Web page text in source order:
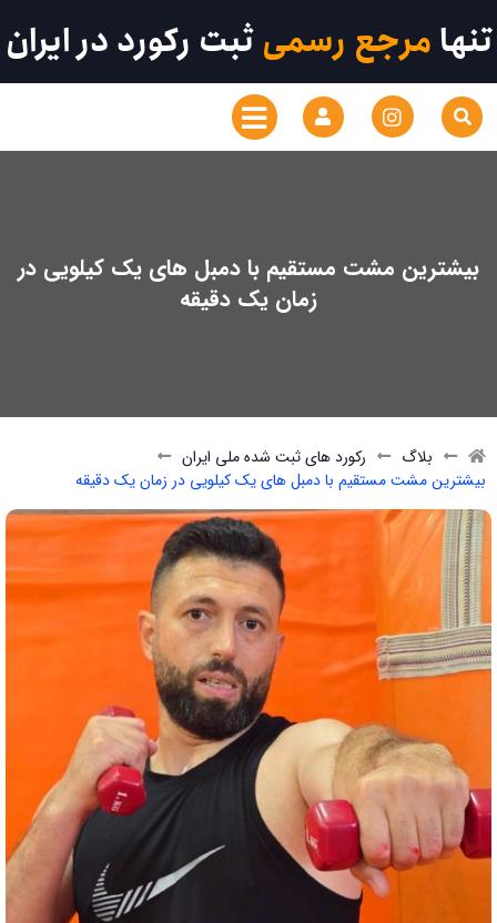
تنهامرجع رسمیثبت رکورد در ایران
بیشترین مشت مستقیم با دمبل های یک کیلویی در
زمان یک دقیقه
بلاگ
رکورد های ثبت شده ملی ایران
بیشترین مشت مستقیم با دمبل های یک کیلویی در زمان یک دقیقه